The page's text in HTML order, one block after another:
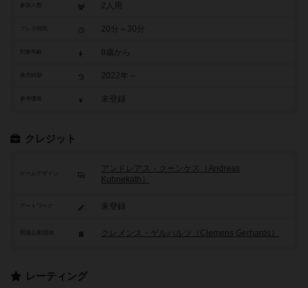
参加人数 2人用
20分～30分
8歳から
2022年～
参考価格 未登録
クレジット
ゲームデザイン
アンドレアス・クーンケス（Andreas
Kuhnekath）
アートワーク 未登録
クレメンス・ゲルハルツ（Clemens Gerhards）
レーティング